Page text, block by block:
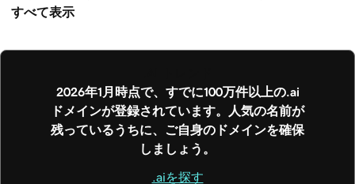
すべて表示
2026年1月時点で、すでに100万件以上の.ai
ドメインが登録されています。人気の名前が
残っているうちに、ご自身のドメインを確保
しましょう。
.aiを探す